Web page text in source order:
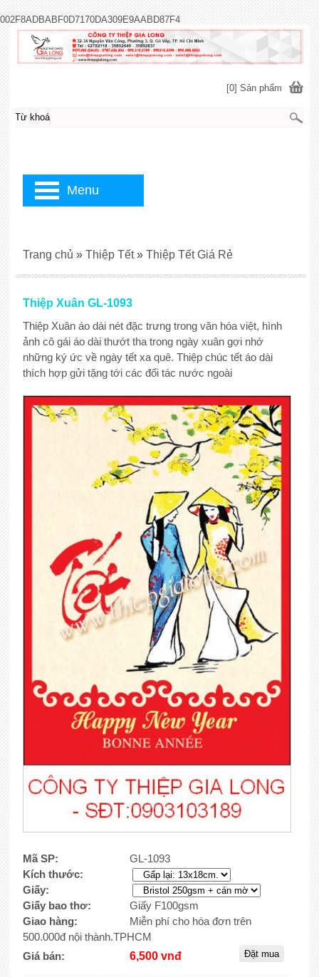
002F8ADBABF0D7170DA309E9AABD87F4
Thiệp Xuân GL-1093
Thiệp Xuân áo dài nét đặc trưng trong văn hóa việt, hình
ảnh cô gái áo dài thướt tha trong ngày xuân gợi nhớ
những ký ức về ngày tết xa quê. Thiệp chúc tết áo dài
thích hợp gửi tặng tới các đối tác nước ngoài
Mã SP:
GL-1093
Kích thước:
Giấy:
Giấy bao thơ:
Giấy F100gsm
Giao hàng:
Miễn phí cho hóa đơn trên
500.000đ nội thành.TPHCM
Giá bán:
6,500 vnđ
Trang chủ » Thiệp Tết » Thiệp Tết Giá Rẻ
[0] Sản phẩm
Menu